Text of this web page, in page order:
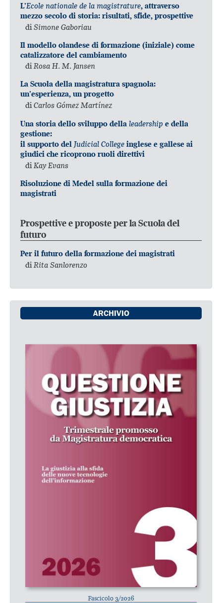
L’Ecole nationale de la magistrature, attraverso
mezzo secolo di storia: risultati, sfide, prospettive
di Simone Gaboriau
Il modello olandese di formazione (iniziale) come
catalizzatore del cambiamento
diRosa H. M. Jansen
La Scuola della magistratura spagnola:
un’esperienza, un progetto
diCarlos Gómez Martínez
Una storia dello sviluppo della leadership e della
gestione:
il supporto del Judicial College inglese e gallese ai
giudici che ricoprono ruoli direttivi
di Kay Evans
Risoluzione di Medel sulla formazione dei
magistrati
Prospettive e proposte per la Scuola del
futuro
Per il futuro della formazione dei magistrati
di Rita Sanlorenzo
ARCHIVIO
Fascicolo 3/2026